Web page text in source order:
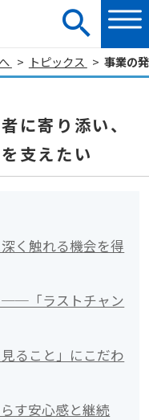
トピックス 事業の
に寄り添い、
支えたい
く触れる機会を得
──「ラストチャン
ること」にこだわ
す安心感と継続